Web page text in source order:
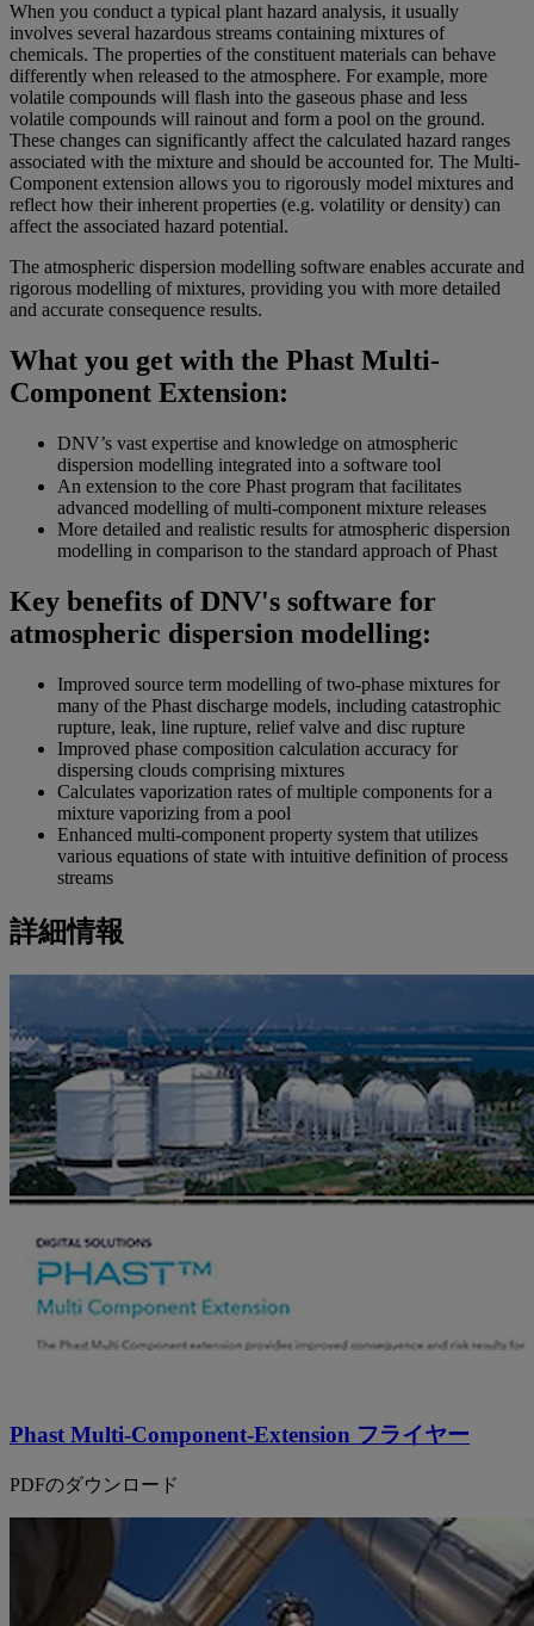
When you conduct a typical plant hazard analysis, it usually
involves several hazardous streams containing mixtures of
chemicals. The properties of the constituent materials can behave
differently when released to the atmosphere. For example, more
volatile compounds will flash into the gaseous phase and less
volatile compounds will rainout and form a pool on the ground.
These changes can significantly affect the calculated hazard ranges
associated with the mixture and should be accounted for. The Multi-
Component extension allows you to rigorously model mixtures and
reflect how their inherent properties (e.g. volatility or density) can
affect the associated hazard potential.
The atmospheric dispersion modelling software enables accurate and
rigorous modelling of mixtures, providing you with more detailed
and accurate consequence results.
What you get with the Phast Multi-
Component Extension:
DNV’s vast expertise and knowledge on atmospheric
dispersion modelling integrated into a software tool
An extension to the core Phast program that facilitates
advanced modelling of multi-component mixture releases
More detailed and realistic results for atmospheric dispersion
modelling in comparison to the standard approach of Phast
Key benefits of DNV's software for
atmospheric dispersion modelling:
Improved source term modelling of two-phase mixtures for
many of the Phast discharge models, including catastrophic
rupture, leak, line rupture, relief valve and disc rupture
Improved phase composition calculation accuracy for
dispersing clouds comprising mixtures
Calculates vaporization rates of multiple components for a
mixture vaporizing from a pool
Enhanced multi-component property system that utilizes
various equations of state with intuitive definition of process
streams
詳細情報
Phast Multi-Component-Extension フライヤー
PDFのダウンロード